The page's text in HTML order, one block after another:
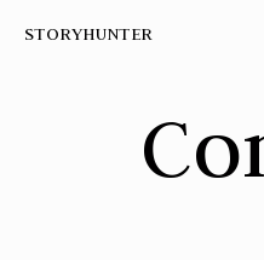
STORYHUNTER